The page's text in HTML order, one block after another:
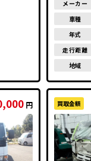
メーカー
車種
年式
走行距離
地域
円 買取金額